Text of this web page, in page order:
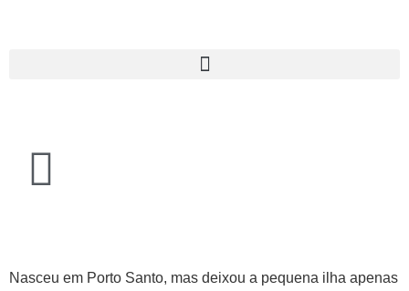
Nasceu em Porto Santo, mas deixou a pequena ilha apenas